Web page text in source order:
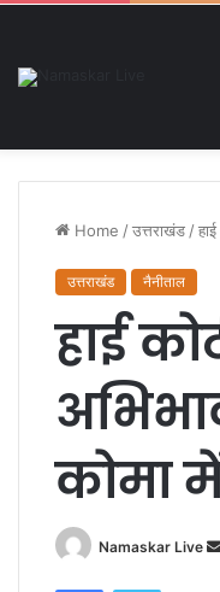
Home /उत्तराखंड /
उत्तराखंड नैनीताल
हाई
कोमा
Namaskar Live